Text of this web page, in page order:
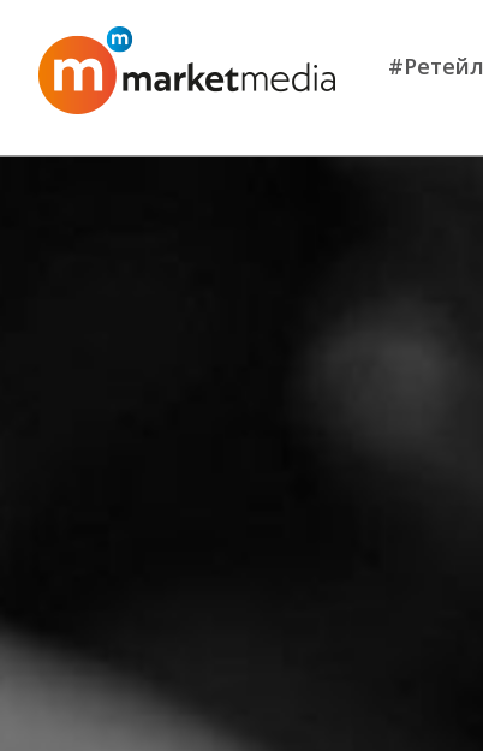
#Ретейл